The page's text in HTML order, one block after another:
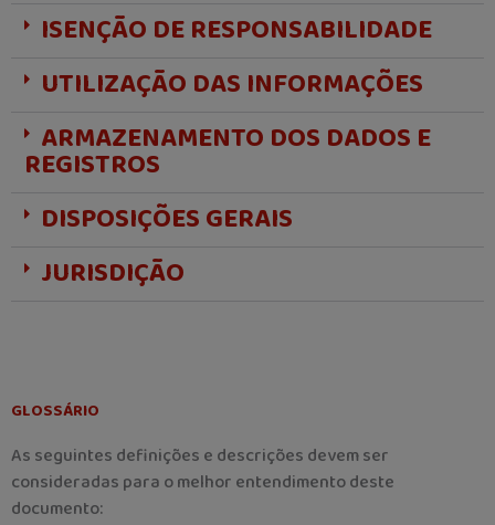
ISENÇÃO DE RESPONSABILIDADE
UTILIZAÇÃO DAS INFORMAÇÕES
ARMAZENAMENTO DOS DADOS E
REGISTROS
DISPOSIÇÕES GERAIS
JURISDIÇÃO
GLOSSÁRIO
As seguintes definições e descrições devem ser
consideradas para o melhor entendimento deste
documento: